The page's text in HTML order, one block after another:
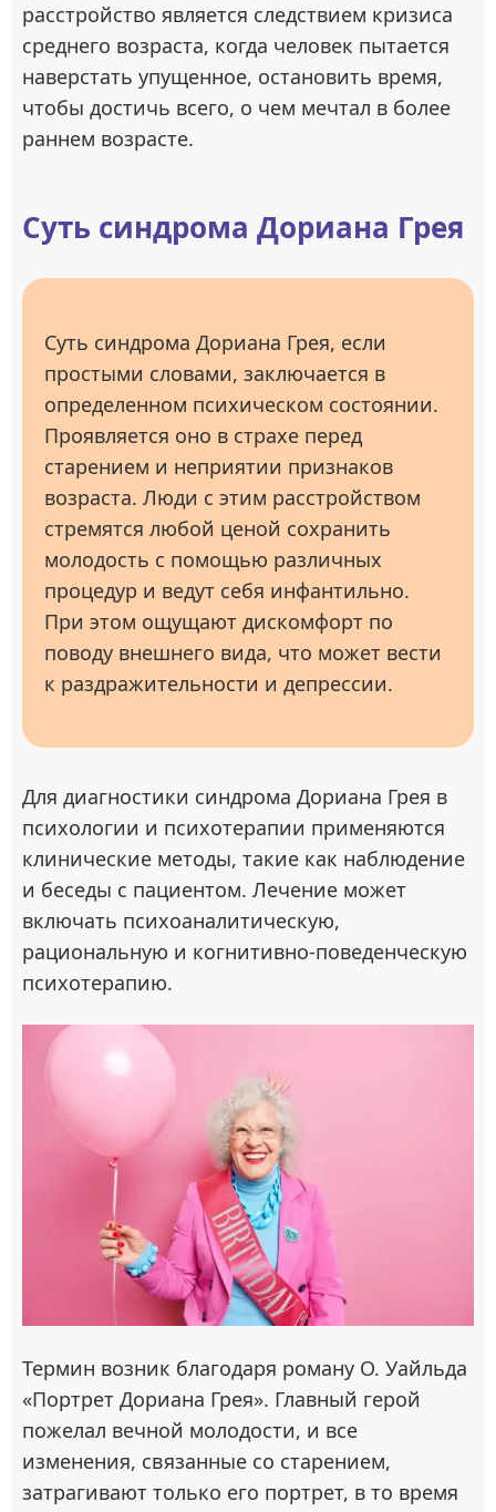
расстройство является следствием кризиса
среднего возраста, когда человек пытается
наверстать упущенное, остановить время,
чтобы достичь всего, о чем мечтал в более
раннем возрасте.
Суть синдрома Дориана Грея
Суть синдрома Дориана Грея, если
простыми словами, заключается в
определенном психическом состоянии.
Проявляется оно в страхе перед
старением и неприятии признаков
возраста. Люди с этим расстройством
стремятся любой ценой сохранить
молодость с помощью различных
процедур и ведут себя инфантильно.
При этом ощущают дискомфорт по
поводу внешнего вида, что может вести
к раздражительности и депрессии.
Для диагностики синдрома Дориана Грея в
психологии и психотерапии применяются
клинические методы, такие как наблюдение
и беседы с пациентом. Лечение может
включать психоаналитическую,
рациональную и когнитивно-поведенческую
психотерапию.
Термин возник благодаря роману О. Уайльда
«Портрет Дориана Грея». Главный герой
пожелал вечной молодости, и все
изменения, связанные со старением,
затрагивают только его портрет, в то время